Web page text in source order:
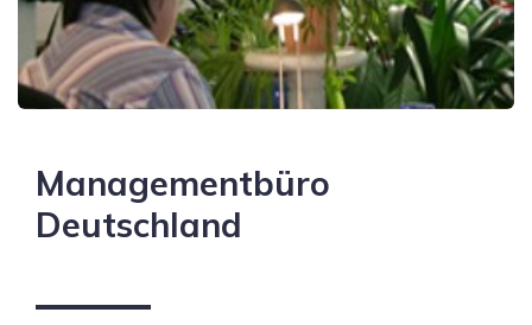
Managementbüro
Deutschland